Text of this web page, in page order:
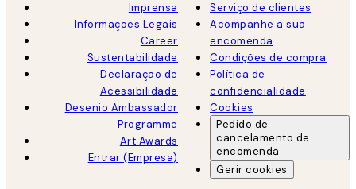
Imprensa
Informações Legais
Career
Sustentabilidade
Declaração de
Acessibilidade
Desenio Ambassador
Programme
Art Awards
Entrar (Empresa)
Serviço de clientes
Acompanhe a sua
encomenda
Condições de compra
Política de
confidencialidade
Cookies
Pedido de
cancelamento de
encomenda
Gerir cookies